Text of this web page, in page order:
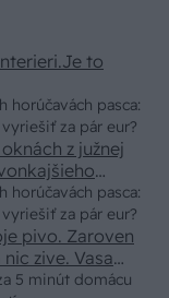
horúčavách pasca:
za pár eur?
to
horúčavách pasca:
za pár eur?
z južnej
Čínsky
5 minút domácu
pivo. Zaroven
zive. Vasa
slimaky